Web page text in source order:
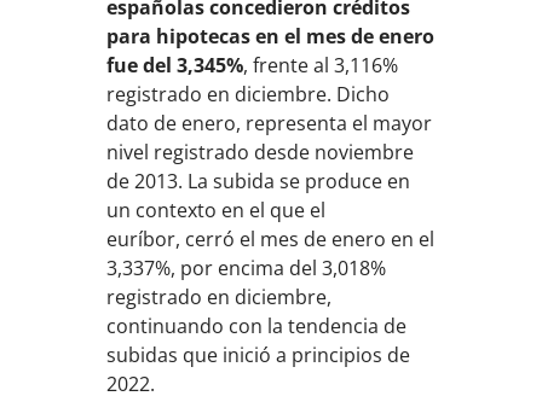
españolas concedieron créditos
para hipotecas en el mes de enero
fue del 3,345%, frente al 3,116%
registrado en diciembre. Dicho
dato de enero, representa el mayor
nivel registrado desde noviembre
de 2013. La subida se produce en
un contexto en el que el
euríbor, cerró el mes de enero en el
3,337%, por encima del 3,018%
registrado en diciembre,
continuando con la tendencia de
subidas que inició a principios de
2022.